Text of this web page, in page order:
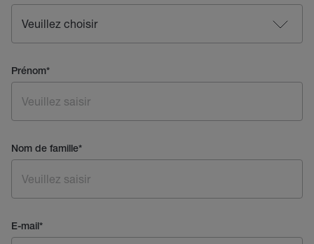
Prénom*
Nom de famille*
E-mail*